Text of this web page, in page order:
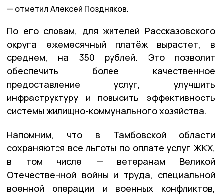
отметил Алексей Поздняков.
По его словам, для жителей Рассказовского
округа ежемесячный платёж вырастет, в
среднем, на 350 рублей. Это позволит
обеспечить более качественное
предоставление услуг, улучшить
инфраструктуру и повысить эффективность
системы жилищно-коммунального хозяйства.
Напомним, что в Тамбовской области
сохраняются все льготы по оплате услуг ЖКХ,
в том числе — ветеранам Великой
Отечественной войны и труда, специальной
военной операции и военных конфликтов,